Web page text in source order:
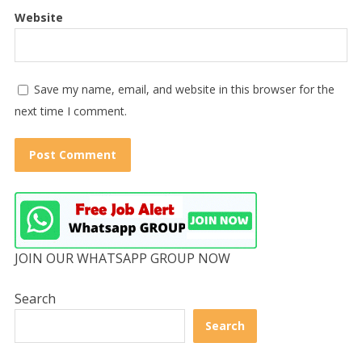
Website
Save my name, email, and website in this browser for the
next time I comment.
JOIN OUR WHATSAPP GROUP NOW
Search
Search